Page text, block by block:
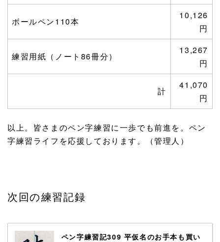
ボールペン110本
10,126
円
練習用紙（ノート86冊分）
13,267
円
計
41,070
円
以上。皆さまのペン字練習に一歩でも前進を。ペン
字練習ライフを応援しております。（管理人）
次回の練習記録
ペン字練習記309 平仮名のお手本も買い